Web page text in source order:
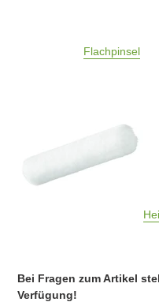
Flachpinsel
Bei Fragen zum Artikel
Verfügung!